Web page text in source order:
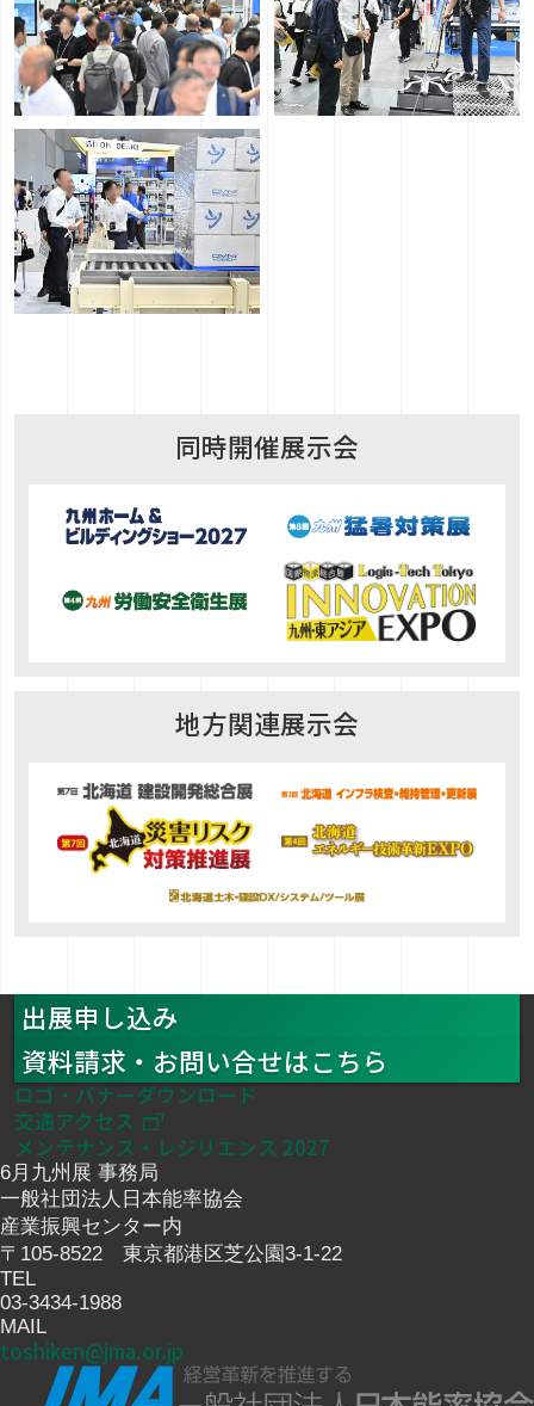
同時開催展示会
地方関連展示会
出展申し込み
資料請求・お問い合せはこちら
ロゴ・バナーダウンロード
交通アクセス
メンテナンス・レジリエンス 2027
6月九州展 事務局
一般社団法人日本能率協会
産業振興センター内
〒105-8522 東京都港区芝公園3-1-22
TEL
03-3434-1988
MAIL
toshiken@jma.or.jp